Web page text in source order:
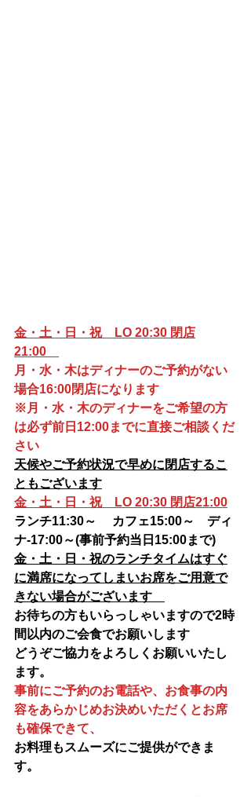
金・土・日・祝　LO 20:30 閉店
21:00
月・水・木はディナーのご予約がない
場合16:00閉店になります
※月・水・木のディナーをご希望の方
は必ず前日12:00までに直接ご相談くだ
さい
天候やご予約状況で早めに閉店するこ
ともございます
金・土・日・祝　LO 20:30 閉店21:00
ランチ11:30～ 　カフェ15:00～　ディ
ナ-17:00～(事前予約当日15:00まで)
金・土・日・祝のランチタイムはすぐ
に満席になってしまいお席をご用意で
きない場合がございます
お待ちの方もいらっしゃいますので2時
間以内のご会食でお願いします
どうぞご協力をよろしくお願いいたし
ます。
事前にご予約のお電話や、お食事の内
容をあらかじめお決めいただくとお席
も確保できて、
お料理もスムーズにご提供ができま
す。